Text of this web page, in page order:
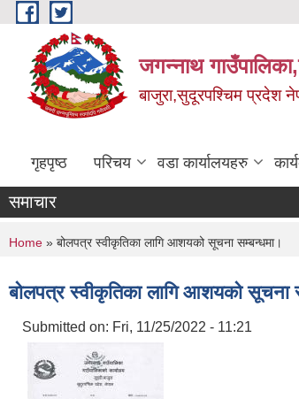
Skip to main content
जगन्नाथ
बाजुरा,सुदूरपश्चिम प्रदेश
गृहपृष्ठ परिचय वडा कार्यालयहरु
समाचार
You are here
Home » बोलपत्र स्वीकृतिका लागि आशयको सूचना सम्बन्धमा।
बोलपत्र स्वीकृतिका लागि आशयको सूचना
Submitted on: Fri, 11/25/2022 - 11:21